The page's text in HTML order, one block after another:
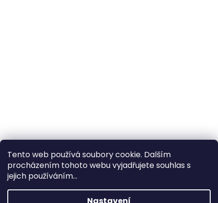
Tento web používá soubory cookie. Dalším
procházením tohoto webu vyjadřujete souhlas s
jejich používáním...
×
Hledáte nejvýhodnější cenu? Získáte jí
pomocíregistrace